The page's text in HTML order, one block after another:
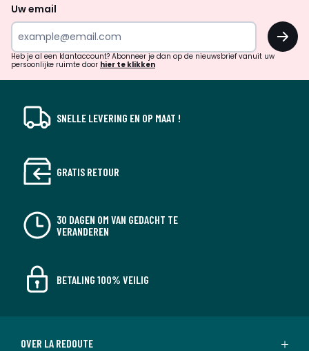
inspiratie
verrassingen?
Uw email
OK
Heb je al een klantaccount? Abonneer je dan op de nieuwsbrief vanuit uw
persoonlijke ruimte door hier te klikken
SNELLE LEVERING EN OP MAAT !
GRATIS RETOUR
30 DAGEN OM VAN GEDACHT TE
VERANDEREN
BETALING 100% VEILIG
OVER LA REDOUTE